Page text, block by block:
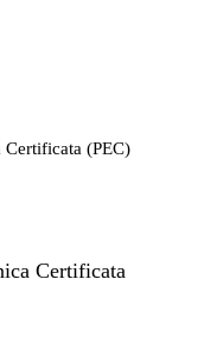
Certificata (PEC)
Certificata